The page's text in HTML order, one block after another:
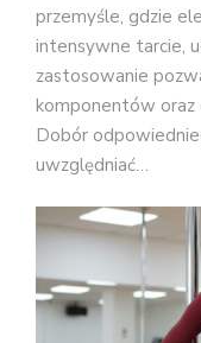
przemyśle, gdzie
intensywne tarcie,
zastosowanie
komponentów oraz
Dobór
uwzględniać…